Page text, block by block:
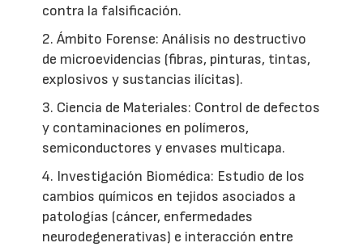
contra la falsificación.
2. Ámbito Forense: Análisis no destructivo
de microevidencias (fibras, pinturas, tintas,
explosivos y sustancias ilícitas).
3. Ciencia de Materiales: Control de defectos
y contaminaciones en polímeros,
semiconductores y envases multicapa.
4. Investigación Biomédica: Estudio de los
cambios químicos en tejidos asociados a
patologías (cáncer, enfermedades
neurodegenerativas) e interacción entre